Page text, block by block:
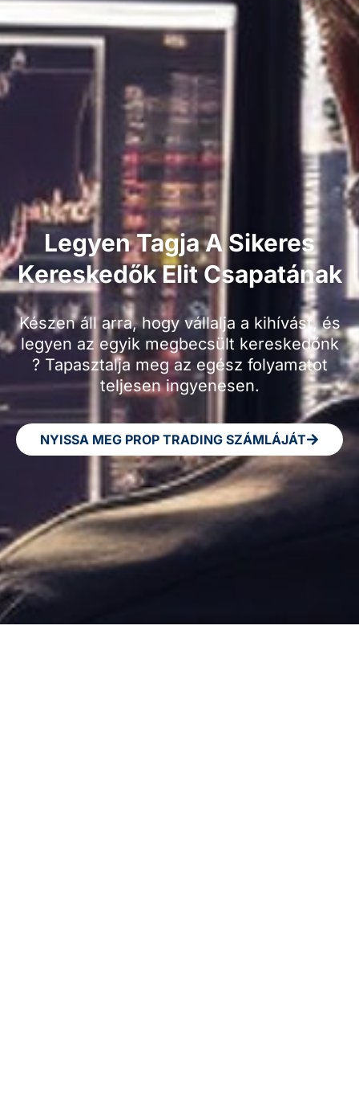
Legyen Tagja A Sikeres
Kereskedők Elit Csapatának
Készen áll arra, hogy vállalja a kihívást, és
legyen az egyik megbecsült kereskedőnk
? Tapasztalja meg az egész folyamatot
teljesen ingyenesen.
NYISSA MEG PROP TRADING SZÁMLÁJÁT